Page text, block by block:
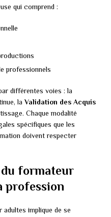
qui comprend :
professionnels
différentes voies : la
laValidation des Acquis
Chaque modalité
spécifiques que les
doivent respecter
formateur
profession
implique de se